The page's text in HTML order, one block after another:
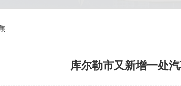
库尔勒市又新增一处